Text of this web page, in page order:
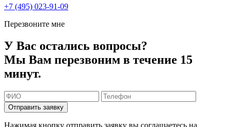
+7 (495) 023-91-09
Перезвоните мне
У Вас остались вопросы?
Мы Вам перезвоним в течение 15
минут.
Отправить заявку
Нажимая кнопку отправить заявку вы соглашаетесь на